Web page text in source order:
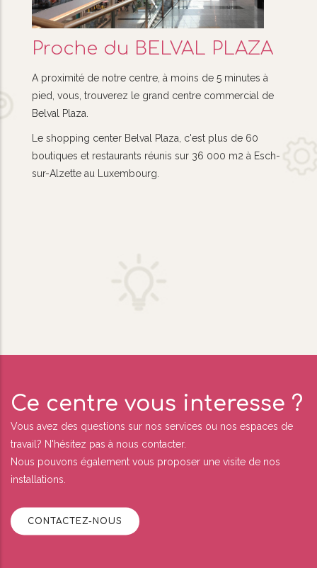
Proche du BELVAL PLAZA
A proximité de notre centre, à moins de 5 minutes à
pied, vous, trouverez le grand centre commercial de
Belval Plaza.
Le shopping center Belval Plaza, c'est plus de 60
boutiques et restaurants réunis sur 36 000 m2 à Esch-
sur-Alzette au Luxembourg.
Ce centre vous interesse ?
Vous avez des questions sur nos services ou nos espaces de
travail? N'hésitez pas à nous contacter.
Nous pouvons également vous proposer une visite de nos
installations.
CONTACTEZ-NOUS